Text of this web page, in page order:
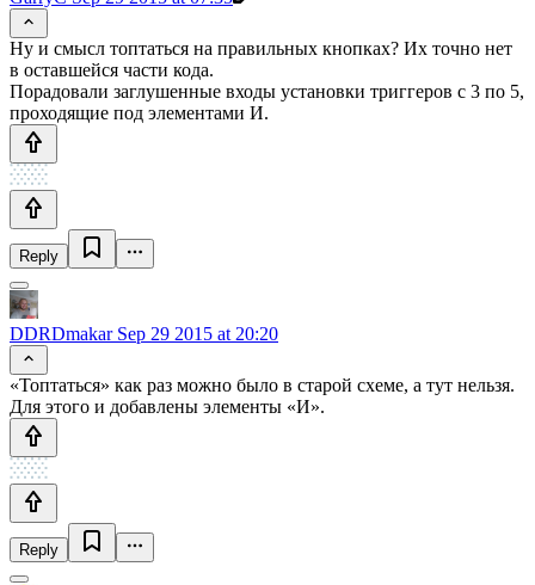
Ну и смысл топтаться на правильных кнопках? Их точно нет
в оставшейся части кода.
Порадовали заглушенные входы установки триггеров с 3 по 5,
проходящие под элементами И.
Reply
DDRDmakarSep 29 2015 at 20:20
«Топтаться» как раз можно было в старой схеме, а тут нельзя.
Для этого и добавлены элементы «И».
Reply